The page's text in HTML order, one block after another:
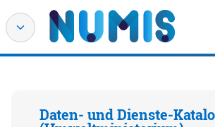
Daten- und Dienste-